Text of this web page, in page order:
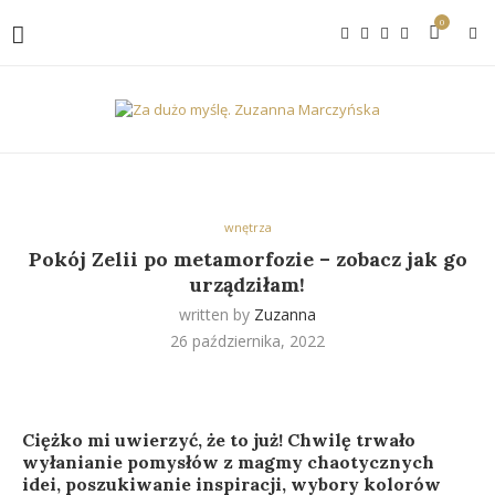
0
wnętrza
Pokój Zelii po metamorfozie – zobacz jak go
urządziłam!
written by Zuzanna
26 października, 2022
Ciężko mi uwierzyć, że to już! Chwilę trwało
wyłanianie pomysłów z magmy chaotycznych
idei, poszukiwanie inspiracji, wybory kolorów